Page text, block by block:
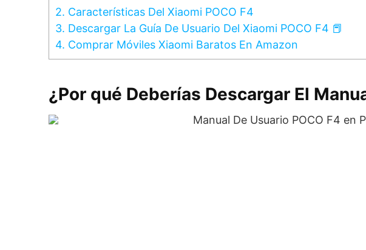
2. Características Del Xiaomi POCO F4
3. Descargar La Guía De Usuario Del Xiaomi POCO F4 📕
4. Comprar Móviles Xiaomi Baratos En Amazon
¿Por qué Deberías Descargar El